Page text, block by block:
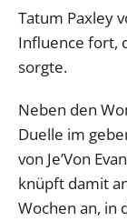
Tatum Paxley
Influence fort,
sorgte.
Neben den
Duelle im
von Je’Von
knüpft damit
Wochen an, in